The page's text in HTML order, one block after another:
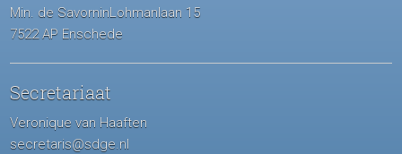
Min. de SavorninLohmanlaan 15
7522 AP Enschede
Secretariaat
Veronique van Haaften
secretaris@sdge.nl